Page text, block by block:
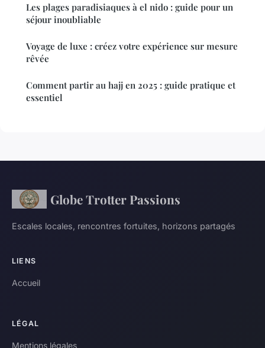
Les plages paradisiaques à el nido : guide pour un
séjour inoubliable
Voyage de luxe : créez votre expérience sur mesure
rêvée
Comment partir au hajj en 2025 : guide pratique et
essentiel
Globe Trotter Passions
Escales locales, rencontres fortuites, horizons partagés
LIENS
Accueil
LÉGAL
Mentions légales